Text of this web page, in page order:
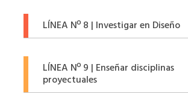
LÍNEA Nº 8 | Investigar en Diseño
LÍNEA Nº 9 | Enseñar disciplinas
proyectuales